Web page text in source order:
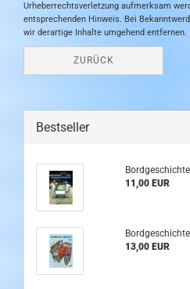
Urheberrechtsverletzung aufmerksam
entsprechenden Hinweis. Bei
wir derartige Inhalte umgehend entfernen.
ZURÜCK
Bestseller
11,00 EUR
13,00 EUR